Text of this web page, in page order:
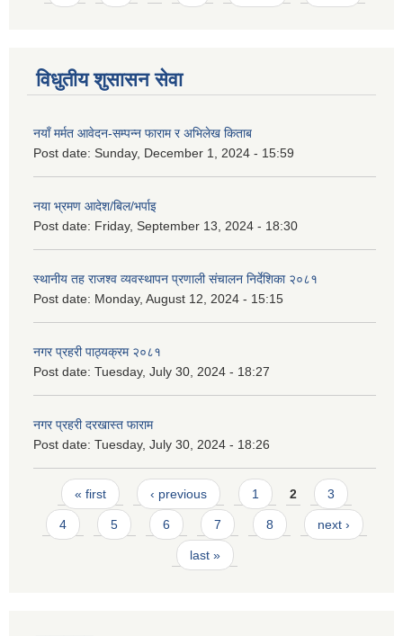
विधुतीय शुसासन सेवा
नयाँ मर्मत आवेदन-सम्पन्न फाराम र अभिलेख किताब
Post date: Sunday, December 1, 2024 - 15:59
नया भ्रमण आदेश/बिल/भर्पाइ
Post date: Friday, September 13, 2024 - 18:30
स्थानीय तह राजश्व व्यवस्थापन प्रणाली संचालन निर्देशिका २०८१
Post date: Monday, August 12, 2024 - 15:15
नगर प्रहरी पाठ्यक्रम २०८१
Post date: Tuesday, July 30, 2024 - 18:27
नगर प्रहरी दरखास्त फाराम
Post date: Tuesday, July 30, 2024 - 18:26
Pages
« first ‹ previous 1 2 3
4 5 6 7 8 next ›
last »